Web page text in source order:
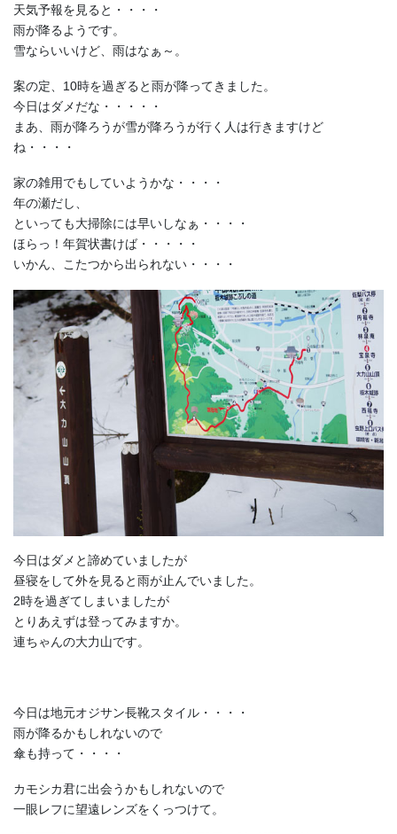
天気予報を見ると・・・・
雨が降るようです。
雪ならいいけど、雨はなぁ～。
案の定、10時を過ぎると雨が降ってきました。
今日はダメだな・・・・・
まあ、雨が降ろうが雪が降ろうが行く人は行きますけど
ね・・・・
家の雑用でもしていようかな・・・・
年の瀬だし、
といっても大掃除には早いしなぁ・・・・
ほらっ！年賀状書けば・・・・・
いかん、こたつから出られない・・・・
今日はダメと諦めていましたが
昼寝をして外を見ると雨が止んでいました。
2時を過ぎてしまいましたが
とりあえずは登ってみますか。
連ちゃんの大力山です。
今日は地元オジサン長靴スタイル・・・・
雨が降るかもしれないので
傘も持って・・・・
カモシカ君に出会うかもしれないので
一眼レフに望遠レンズをくっつけて。